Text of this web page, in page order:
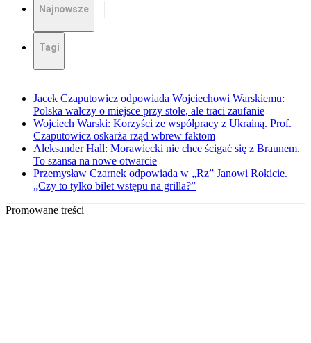
Najnowsze
Tagi
Jacek Czaputowicz odpowiada Wojciechowi Warskiemu:
Polska walczy o miejsce przy stole, ale traci zaufanie
Wojciech Warski: Korzyści ze współpracy z Ukrainą. Prof.
Czaputowicz oskarża rząd wbrew faktom
Aleksander Hall: Morawiecki nie chce ścigać się z Braunem.
To szansa na nowe otwarcie
Przemysław Czarnek odpowiada w „Rz” Janowi Rokicie.
„Czy to tylko bilet wstępu na grilla?”
Promowane treści